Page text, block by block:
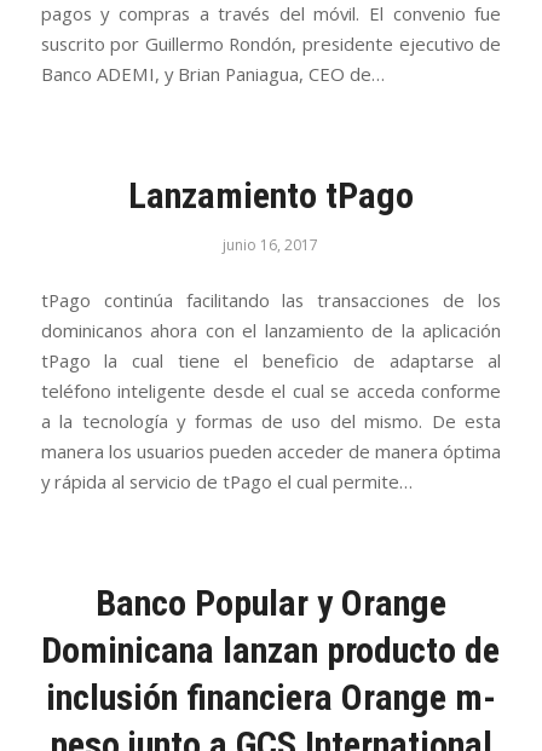
pagos y compras a través del móvil. El convenio fue
suscrito por Guillermo Rondón, presidente ejecutivo de
Banco ADEMI, y Brian Paniagua, CEO de…
Lanzamiento tPago
junio 16, 2017
tPago continúa facilitando las transacciones de los
dominicanos ahora con el lanzamiento de la aplicación
tPago la cual tiene el beneficio de adaptarse al
teléfono inteligente desde el cual se acceda conforme
a la tecnología y formas de uso del mismo. De esta
manera los usuarios pueden acceder de manera óptima
y rápida al servicio de tPago el cual permite…
Banco Popular y Orange
Dominicana lanzan producto de
inclusión financiera Orange m-